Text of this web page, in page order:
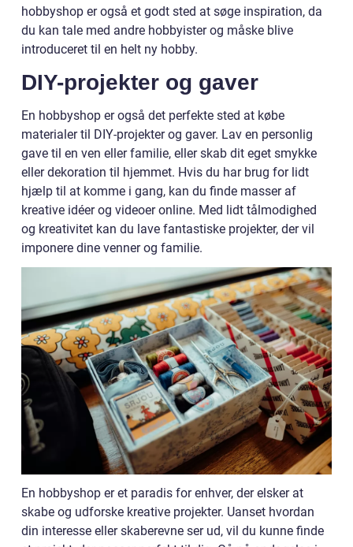
hobbyshop er også et godt sted at søge inspiration, da
du kan tale med andre hobbyister og måske blive
introduceret til en helt ny hobby.
DIY-projekter og gaver
En hobbyshop er også det perfekte sted at købe
materialer til DIY-projekter og gaver. Lav en personlig
gave til en ven eller familie, eller skab dit eget smykke
eller dekoration til hjemmet. Hvis du har brug for lidt
hjælp til at komme i gang, kan du finde masser af
kreative idéer og videoer online. Med lidt tålmodighed
og kreativitet kan du lave fantastiske projekter, der vil
imponere dine venner og familie.
En hobbyshop er et paradis for enhver, der elsker at
skabe og udforske kreative projekter. Uanset hvordan
din interesse eller skaberevne ser ud, vil du kunne finde